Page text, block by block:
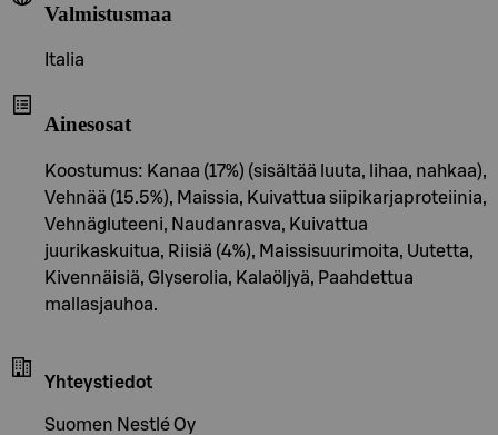
Valmistusmaa
Italia
Ainesosat
Koostumus: Kanaa (17%) (sisältää luuta, lihaa, nahkaa),
Vehnää (15.5%), Maissia, Kuivattua siipikarjaproteiinia,
Vehnägluteeni, Naudanrasva, Kuivattua
juurikaskuitua, Riisiä (4%), Maissisuurimoita, Uutetta,
Kivennäisiä, Glyserolia, Kalaöljyä, Paahdettua
mallasjauhoa.
Yhteystiedot
Suomen Nestlé Oy